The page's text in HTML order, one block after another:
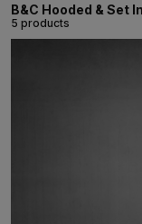
B&C Hooded & Set In
5 products